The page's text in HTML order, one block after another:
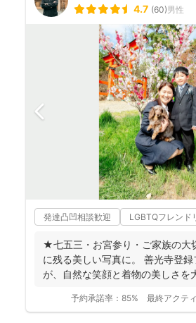
4.7 (60)男性
発達凸凹相談歓迎 LGBTQフレンド
★七五三・お宮参り・ご家族の大
に残る美しい写真に。 善光寺登
が、自然な笑顔と着物の美しさを
予約承諾率： 85% 最終アクテ